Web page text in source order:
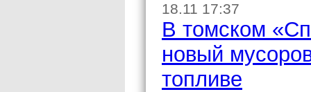
18.11 17:37
В томском
новый
топливе